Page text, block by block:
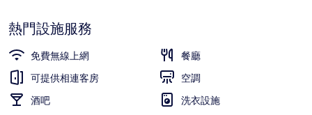
集熱門設施服務
免費無線上網
餐廳
可提供相連客房
空調
酒吧
洗衣設施